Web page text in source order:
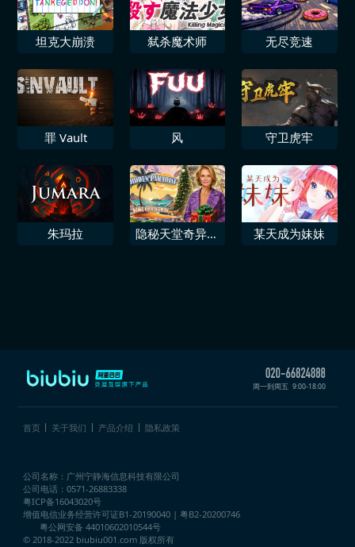
坦克大崩溃 弑杀魔术师 无尽竞速
罪 Vault 风 守卫虎牢
朱玛拉
隐秘天堂奇异果
某天成为妹妹
周一到周五 9:00-18:00
首页 关于我们 产品介绍 隐私政策
公司名称：广州宁静海信息科技有限公司
公司电话：0571-26883338
粤ICP备16043020号
增值电信业务经营许可证B1-20190040 | 粤B2-20200746
粤公网安备 44010602010544号
© 2018-2022 biubiu001.com 版权所有